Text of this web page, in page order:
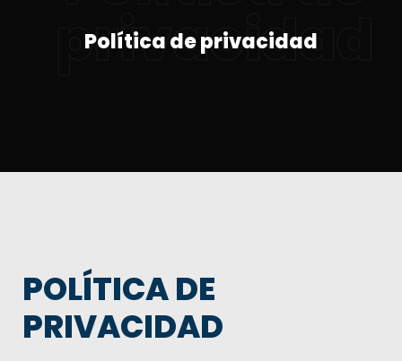
privacidad
Política de privacidad
POLÍTICA DE
PRIVACIDAD